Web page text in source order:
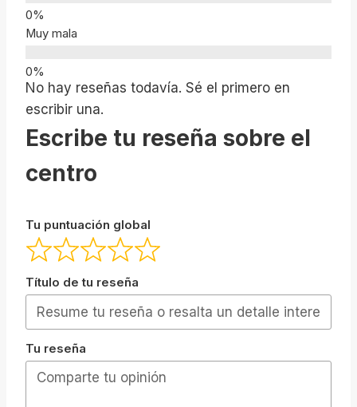
Muy mala
No hay reseñas todavía. Sé el primero en
escribir una.
Escribe tu reseña sobre el
centro
Tu puntuación global
Título de tu reseña
Tu reseña